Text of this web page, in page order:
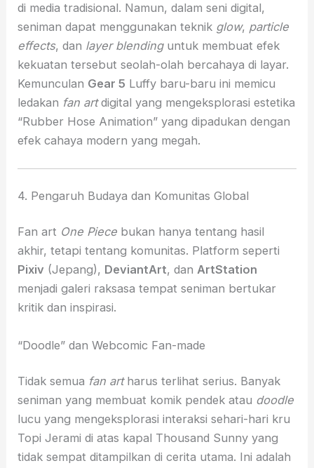
di media tradisional. Namun, dalam seni digital,
seniman dapat menggunakan teknik glow, particle
effects, dan layer blendinguntuk membuat efek
kekuatan tersebut seolah-olah bercahaya di layar.
Kemunculan Gear 5 Luffy baru-baru ini memicu
ledakan fan artdigital yang mengeksplorasi estetika
“Rubber Hose Animation” yang dipadukan dengan
efek cahaya modern yang megah.
4. Pengaruh Budaya dan Komunitas Global
Fan art One Piece bukan hanya tentang hasil
akhir, tetapi tentang komunitas. Platform seperti
Pixiv (Jepang), DeviantArt, danArtStation
menjadi galeri raksasa tempat seniman bertukar
kritik dan inspirasi.
“Doodle” dan Webcomic Fan-made
Tidak semua fan artharus terlihat serius. Banyak
seniman yang membuat komik pendek atau doodle
lucu yang mengeksplorasi interaksi sehari-hari kru
Topi Jerami di atas kapal Thousand Sunny yang
tidak sempat ditampilkan di cerita utama. Ini adalah